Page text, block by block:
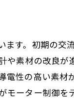
す。初期の交
や素材の改良が
性の高い素材
モーター制御を